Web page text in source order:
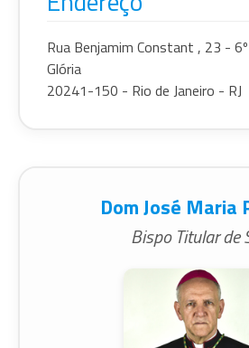
Rua Benjamim Constant , 23 -
Glória
20241-150 - Rio de Janeiro - RJ
Dom José Maria
Bispo Titular de